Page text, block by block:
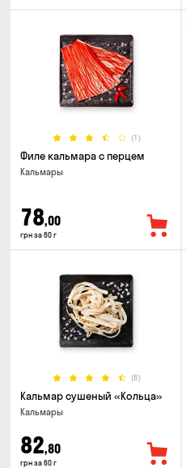
(1)
Филе кальмара с перцем
Кальмары
78,00
грн за 60 г
(6)
Кальмар сушеный «Кольца»
Кальмары
82,80
грн за 60 г